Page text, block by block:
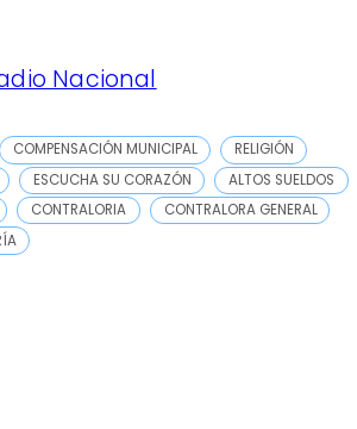
Nacional
COMPENSACIÓN MUNICIPAL
RELIGIÓN
ESCUCHA SU CORAZÓN
ALTOS SUELDOS
CONTRALORIA
CONTRALORA GENERAL